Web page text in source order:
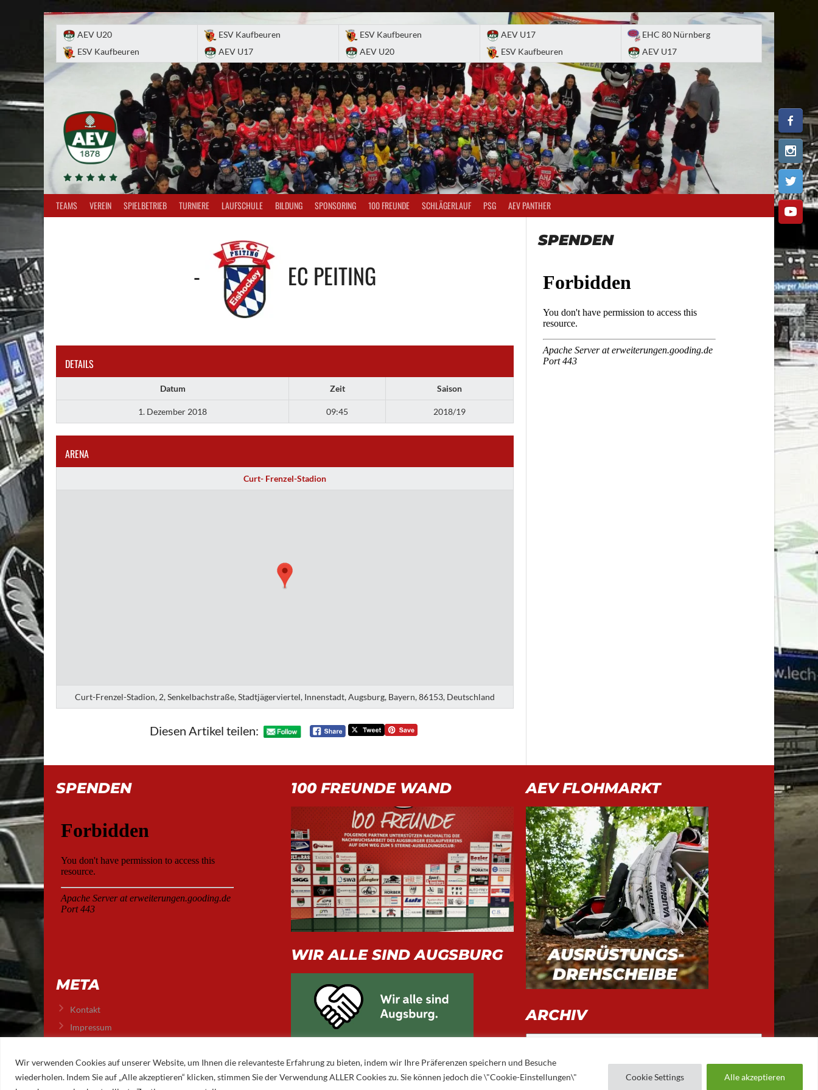
Wir verwenden Cookies auf unserer Website, um Ihnen die relevanteste Erfahrung zu bieten, indem wir Ihre Präferenzen speichern und Besuche
wiederholen. Indem Sie auf „Alle akzeptieren“ klicken, stimmen Sie der Verwendung ALLER Cookies zu. Sie können jedoch die \"Cookie-Einstellungen\"
Cookie Settings Alle akzeptieren
AEV U20
ESV Kaufbeuren
ESV Kaufbeuren
AEV U17
ESV Kaufbeuren
AEV U20
AEV U17
ESV Kaufbeuren
EHC 80 Nürnberg
AEV U17
TEAMS VEREIN SPIELBETRIEB TURNIERE LAUFSCHULE BILDUNG SPONSORING 100 FREUNDE SCHLÄGERLAUF PSG AEV PANTHER
- EC PEITING
DETAILS
Datum Zeit Saison
1. Dezember 2018 09:45 2018/19
ARENA
Curt- Frenzel-Stadion
Curt-Frenzel-Stadion, 2, Senkelbachstraße, Stadtjägerviertel, Innenstadt, Augsburg, Bayern, 86153, Deutschland
Diesen Artikel teilen:
SPENDEN
SPENDEN
META
Kontakt
Impressum
100 FREUNDE WAND
WIR ALLE SIND AUGSBURG
AEV FLOHMARKT
ARCHIV
Archiv
© 2026 AUGSBURGER EISLAUFVEREIN E.V. AUGSBURGER EV